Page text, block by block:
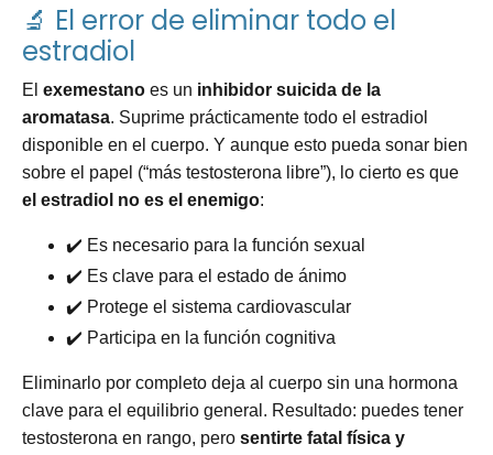
🔬 El error de eliminar todo el
estradiol
El exemestano es un inhibidor suicida de la
aromatasa. Suprime prácticamente todo el estradiol
disponible en el cuerpo. Y aunque esto pueda sonar bien
sobre el papel (“más testosterona libre”), lo cierto es que
el estradiol no es el enemigo:
✔️ Es necesario para la función sexual
✔️ Es clave para el estado de ánimo
✔️ Protege el sistema cardiovascular
✔️ Participa en la función cognitiva
Eliminarlo por completo deja al cuerpo sin una hormona
clave para el equilibrio general. Resultado: puedes tener
testosterona en rango, pero sentirte fatal física y